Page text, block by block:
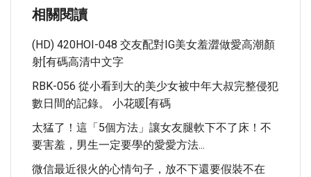
相關閱讀
(HD) 420HOI-048 交友配對IG美女羞澀做愛高潮顏
射[有碼高清中文字
RBK-056 從小看到大的美少女被中年大叔完整侵犯
數日間的記錄。 小花暖[有碼
太猛了！這「5個方法」讓女友腿軟下不了床！不
要害羞，男生一定要學的愛愛方法...
微信最近很火的心情句子，放不下還要假裝不在